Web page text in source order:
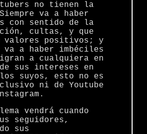
no tienen la
va a haber
con sentido de la
cultas, y que
valores positivos; y
va a haber imbéciles
a cualquiera en
sus intereses en
suyos, esto no es
ni de Youtube
vendrá cuando
seguidores,
sus